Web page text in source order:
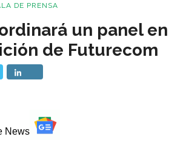
DE PRENSA
un panel en
de Futurecom
News